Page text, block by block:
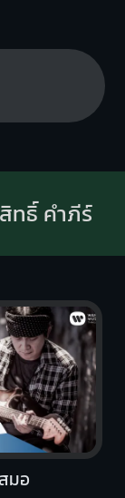
ทธิ์ คำภีร์
มอ